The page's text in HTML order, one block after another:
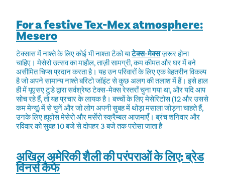
For a festive Tex-Mex atmosphere:
Mesero
टेक्सास में नाश्ते के लिए कोई भी नाश्ता टैको याटेक्स-मेक्सज़रूर होना
चाहिए। मेसेरो उत्सव का माहौल, ताज़ी सामग्री, कम कीमत और घर में बने
असीमित चिप्स प्रदान करता है। यह उन परिवारों के लिए एक बेहतरीन विकल्प
है जो अपने सामान्य नाश्ते बरिटो जॉइंट से कुछ अलग की तलाश में हैं। इसे हाल
ही में यूएसए टुडे द्वारा सर्वश्रेष्ठ टेक्स-मेक्स रेस्तराँ चुना गया था, और यदि आप
सोच रहे हैं, तो यह प्रचार के लायक है। बच्चों के लिए मेसेरिटोस (12 और उससे
कम मेन्यू) में से चुनें और जो लोग अपनी सुबह में थोड़ा मसाला जोड़ना चाहते हैं,
उनके लिए ह्यूवोस मेसेरो और मर्सेरो स्क्रैम्बल आज़माएँ। ब्रंच शनिवार और
रविवार को सुबह 10 बजे से दोपहर 3 बजे तक परोसा जाता है
अखिल अमेरिकी शैली की परंपराओं के लिए: ब्रेड
विनर्स कैफे